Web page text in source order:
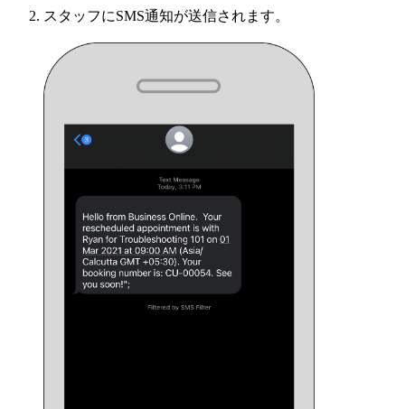
スタッフにSMS通知が送信されます。